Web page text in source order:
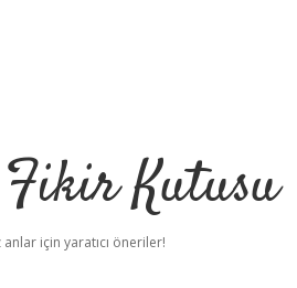
Kutusu
için yaratıcı öneriler!